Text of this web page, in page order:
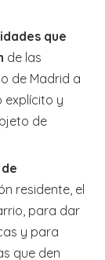
que
de las
de Madrid a
explícito y
de
residente, el
para dar
y para
que den